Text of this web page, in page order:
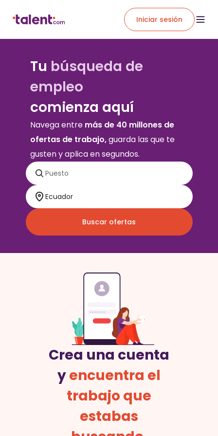
Iniciar sesión
Tu búsqueda de
empleo
comienza aquí
Navega entre más de 40 millones de
ofertas de trabajo,guarda las que te
gusten y aplica en segundos.
Buscar ofertas
Crea una cuenta
yencuentra el
trabajo que
estabas